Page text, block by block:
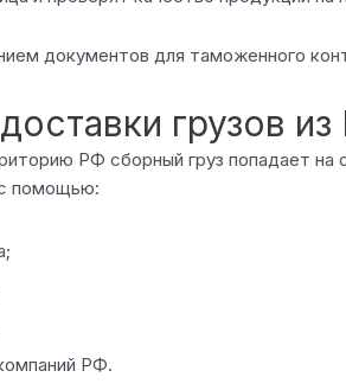
документов для таможенного
грузов
РФ сборный груз попадает
помощью:
РФ.